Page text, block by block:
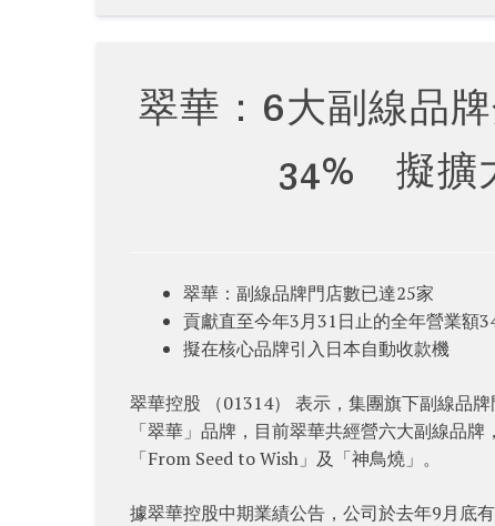
翠華：6大副線品
34% 擬擴
翠華：副線品牌門店數已達25家
貢獻直至今年3月31日止的全年營業額
擬在核心品牌引入日本自動收款機
翠華控股 （01314） 表示，集團旗下副線品
「翠華」品牌，目前翠華共經營六大副線品
「From Seed to Wish」及「神鳥燒」。
據翠華控股中期業績公告，公司於去年9月底